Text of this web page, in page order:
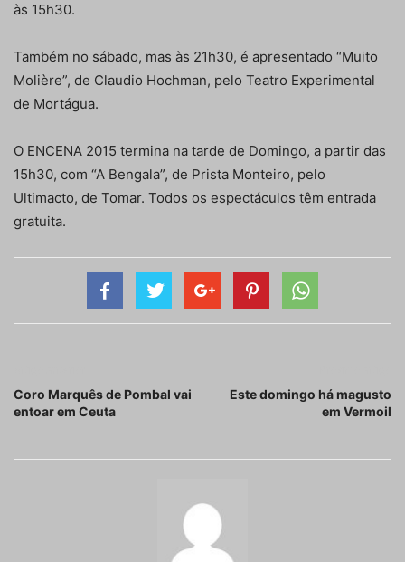
às 15h30.
Também no sábado, mas às 21h30, é apresentado “Muito
Molière”, de Claudio Hochman, pelo Teatro Experimental
de Mortágua.
O ENCENA 2015 termina na tarde de Domingo, a partir das
15h30, com “A Bengala”, de Prista Monteiro, pelo
Ultimacto, de Tomar. Todos os espectáculos têm entrada
gratuita.
Coro Marquês de Pombal vai
entoar em Ceuta
Este domingo há magusto
em Vermoil